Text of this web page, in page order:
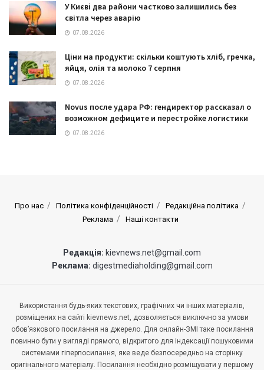
У Києві два райони частково залишились без
світла через аварію
07.08.2026
Ціни на продукти: скільки коштують хліб, гречка,
яйця, олія та молоко 7 серпня
07.08.2026
Novus после удара РФ: гендиректор рассказал о
возможном дефиците и перестройке логистики
07.08.2026
Про нас Політика конфіденційності
Редакційна політика
Реклама
Наші контакти
Редакція: kievnews.net@gmail.com
Реклама: digestmediaholding@gmail.com
Використання будь-яких текстових, графічних чи інших матеріалів,
розміщених на сайті kievnews.net, дозволяється виключно за умови
обов’язкового посилання на джерело. Для онлайн-ЗМІ таке посилання
повинно бути у вигляді прямого, відкритого для індексації пошуковими
системами гіперпосилання, яке веде безпосередньо на сторінку
оригінального матеріалу. Посилання необхідно розміщувати у першому